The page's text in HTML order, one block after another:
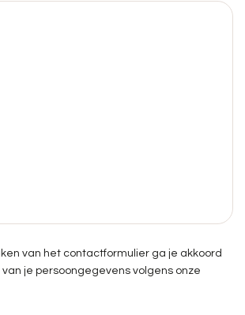
van het contactformulier ga je akkoord
je persoongegevens volgens onze